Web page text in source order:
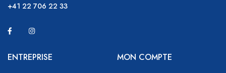
+41 22 706 22 33
ENTREPRISE MON COMPTE